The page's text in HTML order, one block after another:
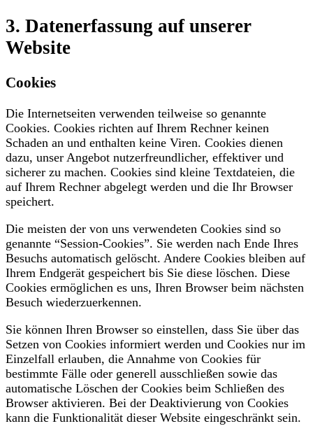
3. Datenerfassung auf unserer
Website
Cookies
Die Internetseiten verwenden teilweise so genannte
Cookies. Cookies richten auf Ihrem Rechner keinen
Schaden an und enthalten keine Viren. Cookies dienen
dazu, unser Angebot nutzerfreundlicher, effektiver und
sicherer zu machen. Cookies sind kleine Textdateien, die
auf Ihrem Rechner abgelegt werden und die Ihr Browser
speichert.
Die meisten der von uns verwendeten Cookies sind so
genannte “Session-Cookies”. Sie werden nach Ende Ihres
Besuchs automatisch gelöscht. Andere Cookies bleiben auf
Ihrem Endgerät gespeichert bis Sie diese löschen. Diese
Cookies ermöglichen es uns, Ihren Browser beim nächsten
Besuch wiederzuerkennen.
Sie können Ihren Browser so einstellen, dass Sie über das
Setzen von Cookies informiert werden und Cookies nur im
Einzelfall erlauben, die Annahme von Cookies für
bestimmte Fälle oder generell ausschließen sowie das
automatische Löschen der Cookies beim Schließen des
Browser aktivieren. Bei der Deaktivierung von Cookies
kann die Funktionalität dieser Website eingeschränkt sein.